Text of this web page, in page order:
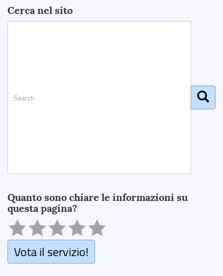
Cerca nel sito
Quanto sono chiare le informazioni su
questa pagina?
Vota il servizio!